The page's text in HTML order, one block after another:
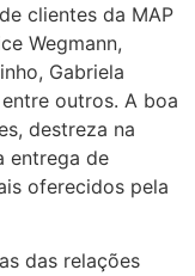
clientes da MAP
Wegmann,
Gabriela
entre outros. A boa
destreza na
entrega de
oferecidos pela
das relações